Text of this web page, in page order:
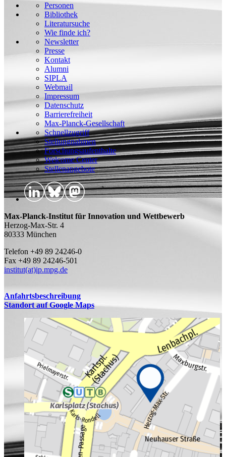
Personen
Bibliothek
Literatursuche
Wie finde ich?
Newsletter
Presse
Kontakt
Alumni
SIPLA
Webmail
Impressum
Datenschutz
Barrierefreiheit
Max-Planck-Gesellschaft
Schnellzugriff
Stellungnahmen
Forschungsaufenthalte
Welcome Center
Stellenangebote
Max-Planck-Institut für Innovation und Wettbewerb
Herzog-Max-Str. 4
80333 München
Telefon +49 89 24246-0
Fax +49 89 24246-501
institut(at)ip.mpg.de
Anfahrtsbeschreibung
Standort auf Google Maps